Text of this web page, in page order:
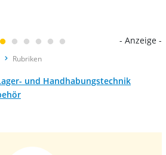
- Anzeige -
Rubriken
und Handhabungstechnik